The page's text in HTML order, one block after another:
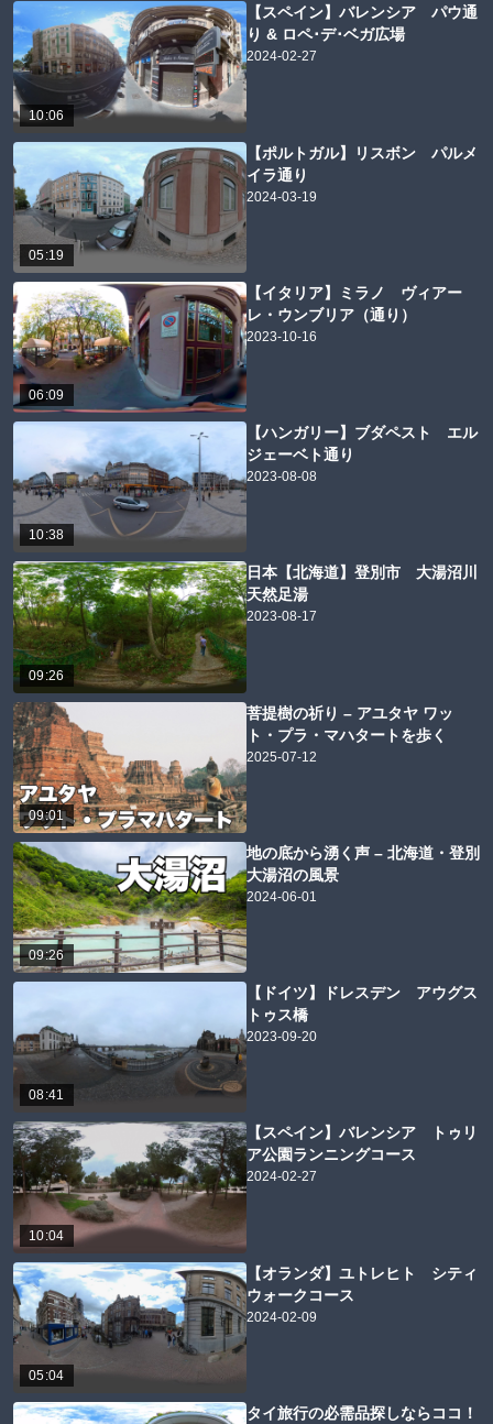
10:06
【スペイン】バレンシア パウ通
り & ロペ･デ･ベガ広場
2024-02-27
05:19
【ポルトガル】リスボン パルメ
イラ通り
2024-03-19
06:09
【イタリア】ミラノ ヴィアー
レ・ウンブリア（通り）
2023-10-16
10:38
【ハンガリー】ブダペスト エル
ジェーベト通り
2023-08-08
09:26
日本【北海道】登別市 大湯沼川
天然足湯
2023-08-17
09:01
菩提樹の祈り – アユタヤ ワッ
ト・プラ・マハタートを歩く
2025-07-12
09:26
地の底から湧く声 – 北海道・登別
大湯沼の風景
2024-06-01
08:41
【ドイツ】ドレスデン アウグス
トゥス橋
2023-09-20
10:04
【スペイン】バレンシア トゥリ
ア公園ランニングコース
2024-02-27
05:04
【オランダ】ユトレヒト シティ
ウォークコース
2024-02-09
タイ旅行の必需品探しならココ！